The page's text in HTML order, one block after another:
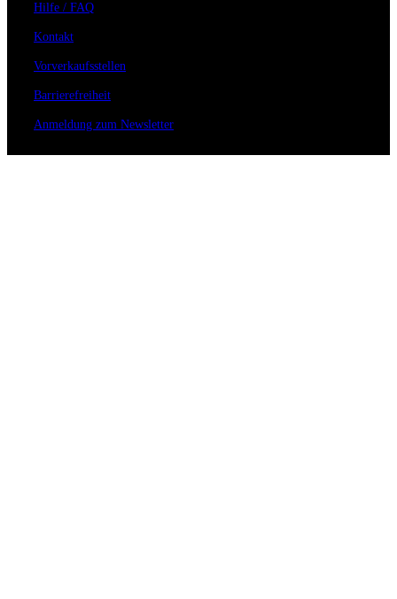
Hilfe / FAQ
Kontakt
Vorverkaufsstellen
Barrierefreiheit
Anmeldung zum Newsletter